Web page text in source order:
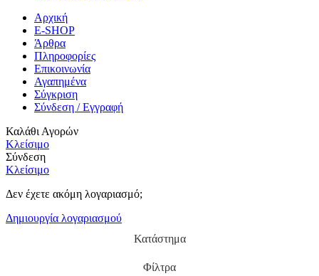
Αρχική
E-SHOP
Άρθρα
Πληροφορίες
Επικοινωνία
Αγαπημένα
Σύγκριση
Σύνδεση / Εγγραφή
Καλάθι Αγορών
Κλείσιμο
Σύνδεση
Κλείσιμο
Δεν έχετε ακόμη λογαριασμό;
Δημιουργία λογαριασμού
Κατάστημα
Φίλτρα